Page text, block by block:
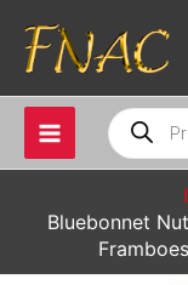
para
conteúdo
Pesquisar
produtos
Bluebonnet